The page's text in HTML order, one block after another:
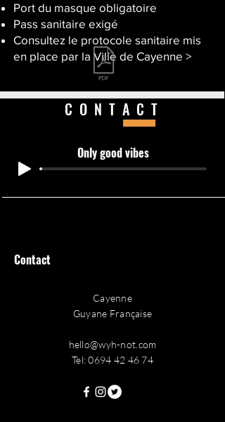
Port du masque obligatoire
Pass sanitaire exigé
Consultez le protocole sanitaire mis
en place par la Ville de Cayenne >
CONTACT
Only good vibes
Contact
Cayenne
Guyane Française
hello@wyh-not.com
Tel:0694 42 46 74